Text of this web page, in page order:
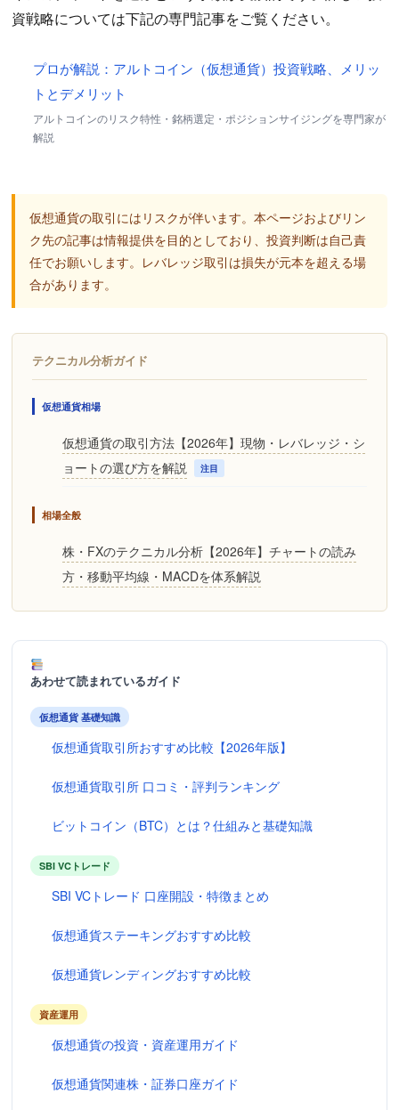
資戦略については下記の専門記事をご覧ください。
プロが解説：アルトコイン（仮想通貨）投資戦略、メリッ
トとデメリット
アルトコインのリスク特性・銘柄選定・ポジションサイジングを専門家が
解説
仮想通貨の取引にはリスクが伴います。本ページおよびリン
ク先の記事は情報提供を目的としており、投資判断は自己責
任でお願いします。レバレッジ取引は損失が元本を超える場
合があります。
テクニカル分析ガイド
仮想通貨相場
仮想通貨の取引方法【2026年】現物・レバレッジ・シ
ョートの選び方を解説
注目
相場全般
株・FXのテクニカル分析【2026年】チャートの読み
方・移動平均線・MACDを体系解説
あわせて読まれているガイド
仮想通貨 基礎知識
仮想通貨取引所おすすめ比較【2026年版】
仮想通貨取引所 口コミ・評判ランキング
ビットコイン（BTC）とは？仕組みと基礎知識
SBI VCトレード
SBI VCトレード 口座開設・特徴まとめ
仮想通貨ステーキングおすすめ比較
仮想通貨レンディングおすすめ比較
資産運用
仮想通貨の投資・資産運用ガイド
仮想通貨関連株・証券口座ガイド